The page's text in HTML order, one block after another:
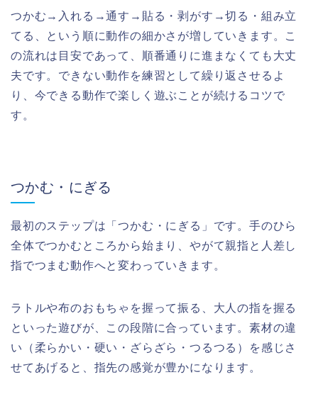
つかむ→入れる→通す→貼る・剥がす→切る・組み立
てる、という順に動作の細かさが増していきます。こ
の流れは目安であって、順番通りに進まなくても大丈
夫です。できない動作を練習として繰り返させるよ
り、今できる動作で楽しく遊ぶことが続けるコツで
す。
つかむ・にぎる
最初のステップは「つかむ・にぎる」です。手のひら
全体でつかむところから始まり、やがて親指と人差し
指でつまむ動作へと変わっていきます。
ラトルや布のおもちゃを握って振る、大人の指を握る
といった遊びが、この段階に合っています。素材の違
い（柔らかい・硬い・ざらざら・つるつる）を感じさ
せてあげると、指先の感覚が豊かになります。